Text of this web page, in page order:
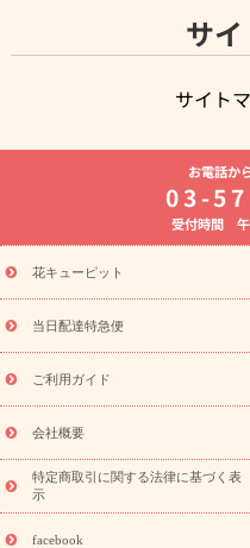
サ
サイト
よく贈られる花
お祝い
8月の誕生花(トルコキキョ
お供え・お悔やみ
通夜・葬
ーブドフラワー
季節のイベ
特集
お盆 花（新盆・初盆）
盆・初盆）
お盆 花（新盆・
フト
お盆・お供え プリザー
レゼント特集
夏の花贈り・
敬老の日におくる花ギフト
花ギフト・プレゼント特集
老の日 花鉢植えのギフト・プ
フト・プレゼント特集
敬老
ペーン
映画『ウォーターガ
「きょう誕生日なんです」
誕生日フラワーギフト 誕生
お電話か
03-
受付時間
花キューピット
当日配達特急便
ご利用ガイド
会社概要
特定商取引に関する法律に基づく表
示
facebook